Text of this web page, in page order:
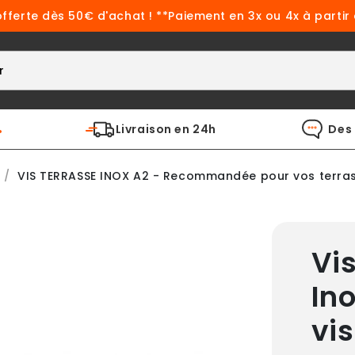
dès 50€ d'achat ! **Paiement en 3x ou 4x à partir
Livraison en 24h
VIS TERRASSE INOX A2 - Recommandée pour vos